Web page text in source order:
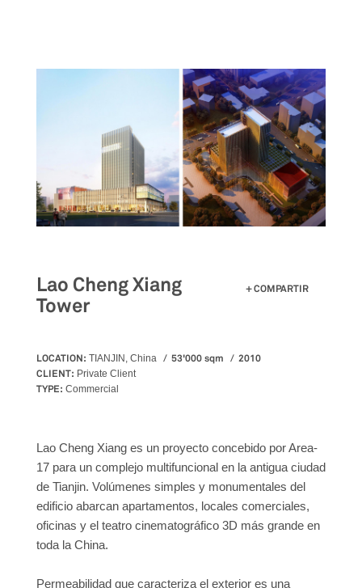
Lao Cheng Xiang
Tower
COMPARTIR
LOCATION: TIANJIN, China 53'000 sqm
2010
CLIENT: Private Client
TYPE: Commercial
Lao Cheng Xiang es un proyecto concebido por Area-
17 para un complejo multifuncional en la antigua ciudad
de Tianjin. Volúmenes simples y monumentales del
edificio abarcan apartamentos, locales comerciales,
oficinas y el teatro cinematográfico 3D más grande en
toda la China.
Permeabilidad que caracteriza el exterior es una